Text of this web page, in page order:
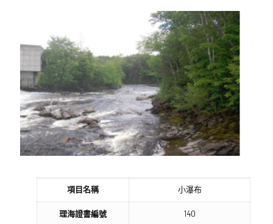
項目名稱 小瀑布
理海證書編號 140